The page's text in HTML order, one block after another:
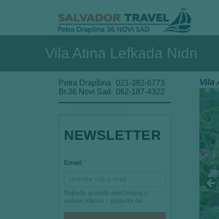
Vila Atina Lefkada Nidri
Vila
Petra Drapšina
Br.36 Novi Sad
021-382-6773
062-187-4322
NEWSLETTER
E
l
E
m
Email *
Najbolje ponude aranžmana u
vašem inboxu – prijavite se.